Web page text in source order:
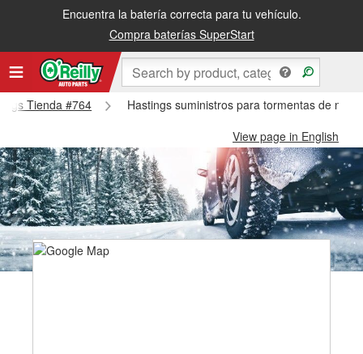
Encuentra la batería correcta para tu vehículo.
Compra baterías SuperStart
Tienda #764
Hastings suministros para tormentas de
View page in English